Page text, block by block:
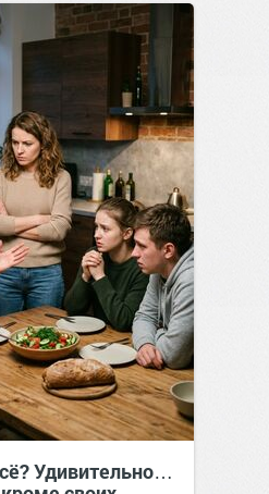
Удивительно…